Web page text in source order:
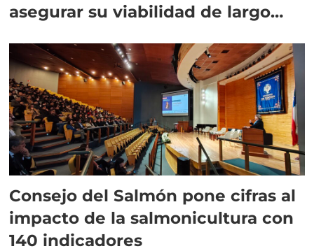
asegurar su viabilidad de largo
Consejo del Salmón pone cifras al
impacto de la salmonicultura con
140 indicadores